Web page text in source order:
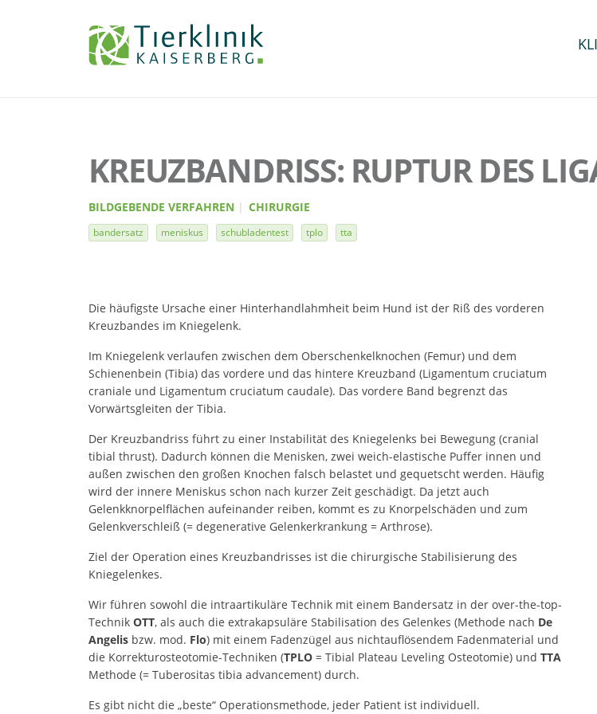
KREUZBANDRISS: RUPTUR DES
BILDGEBENDE VERFAHREN CHIRURGIE
bandersatz meniskus schubladentest tplo tta
Die häufigste Ursache einer Hinterhandlahmheit beim Hund ist der Riß des vorderen
Kreuzbandes im Kniegelenk.
Im Kniegelenk verlaufen zwischen dem Oberschenkelknochen (Femur) und dem
Schienenbein (Tibia) das vordere und das hintere Kreuzband (Ligamentum cruciatum
craniale und Ligamentum cruciatum caudale). Das vordere Band begrenzt das
Vorwärtsgleiten der Tibia.
Der Kreuzbandriss führt zu einer Instabilität des Kniegelenks bei Bewegung (cranial
tibial thrust). Dadurch können die Menisken, zwei weich-elastische Puffer innen und
außen zwischen den großen Knochen falsch belastet und gequetscht werden. Häufig
wird der innere Meniskus schon nach kurzer Zeit geschädigt. Da jetzt auch
Gelenkknorpelflächen aufeinander reiben, kommt es zu Knorpelschäden und zum
Gelenkverschleiß (= degenerative Gelenkerkrankung = Arthrose).
Ziel der Operation eines Kreuzbandrisses ist die chirurgische Stabilisierung des
Kniegelenkes.
Wir führen sowohl die intraartikuläre Technik mit einem Bandersatz in der over-the-top-
Technik OTT, als auch die extrakapsuläre Stabilisation des Gelenkes (Methode nach De
Angelis bzw. mod. Flo) mit einem Fadenzügel aus nichtauflösendem Fadenmaterial und
die Korrekturosteotomie-Techniken (TPLO= Tibial Plateau Leveling Osteotomie) und TTA
Methode (= Tuberositas tibia advancement) durch.
Es gibt nicht die „beste“ Operationsmethode, jeder Patient ist individuell.